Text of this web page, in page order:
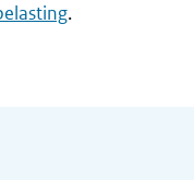
.